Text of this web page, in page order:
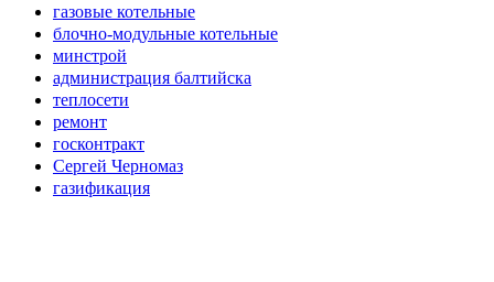
газовые котельные
блочно-модульные котельные
минстрой
администрация балтийска
теплосети
ремонт
госконтракт
Сергей Черномаз
газификация